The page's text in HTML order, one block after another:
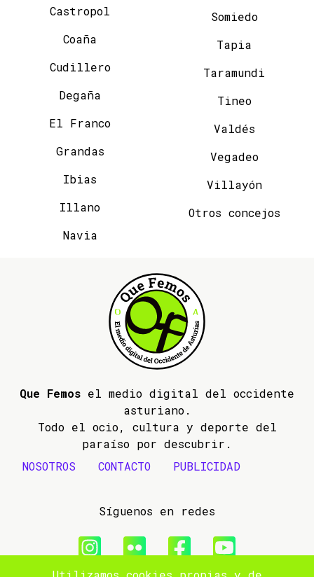
Castropol
Coaña
Cudillero
Degaña
El Franco
Grandas
Ibias
Illano
Navia
Somiedo
Tapia
Taramundi
Tineo
Valdés
Vegadeo
Villayón
Otros concejos
Que Femos el medio digital del occidente
asturiano.
Todo el ocio, cultura y deporte del
paraíso por descubrir.
NOSOTROS
CONTACTO PUBLICIDAD
Síguenos en redes